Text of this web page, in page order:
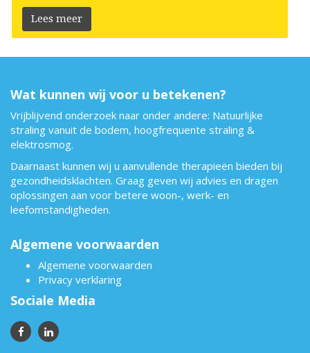
Lees meer
Wat kunnen wij voor u betekenen?
Vrijblijvend onderzoek naar onder andere: Natuurlijke
straling vanuit de bodem, hoogfrequente straling &
elektrosmog.
Daarnaast kunnen wij u aanvullende therapieën bieden bij
gezondheidsklachten. Graag geven wij advies en dragen
oplossingen aan voor betere woon-, werk- en
leefomstandigheden.
Algemene voorwaarden
Algemene voorwaarden
Privacy verklaring
Sociale Media